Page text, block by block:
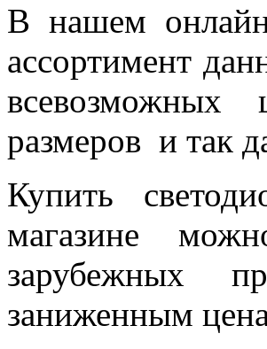
В нашем
ассортимент
всевозможных
размеров и так
Купить
магазине
зарубежных
заниженным